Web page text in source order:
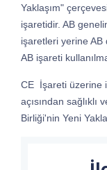
Yaklaşım"
işaretidir. AB
işaretleri yerine
AB işareti
CE İşareti üzerine
açısından
Birliği'nin Yeni